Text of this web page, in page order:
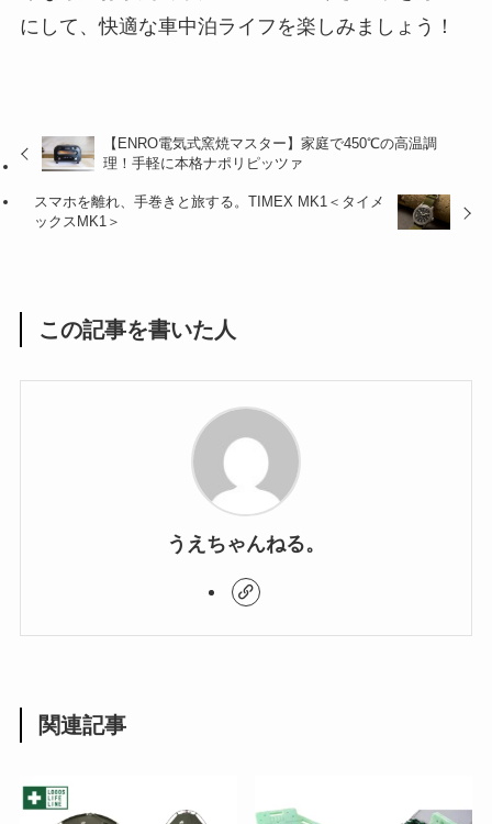
にして、快適な車中泊ライフを楽しみましょう！
【ENRO電気式窯焼マスター】家庭で450℃の高温調
理！手軽に本格ナポリピッツァ
スマホを離れ、手巻きと旅する。TIMEX MK1＜タイメ
ックスMK1＞
この記事を書いた人
うえちゃんねる。
関連記事